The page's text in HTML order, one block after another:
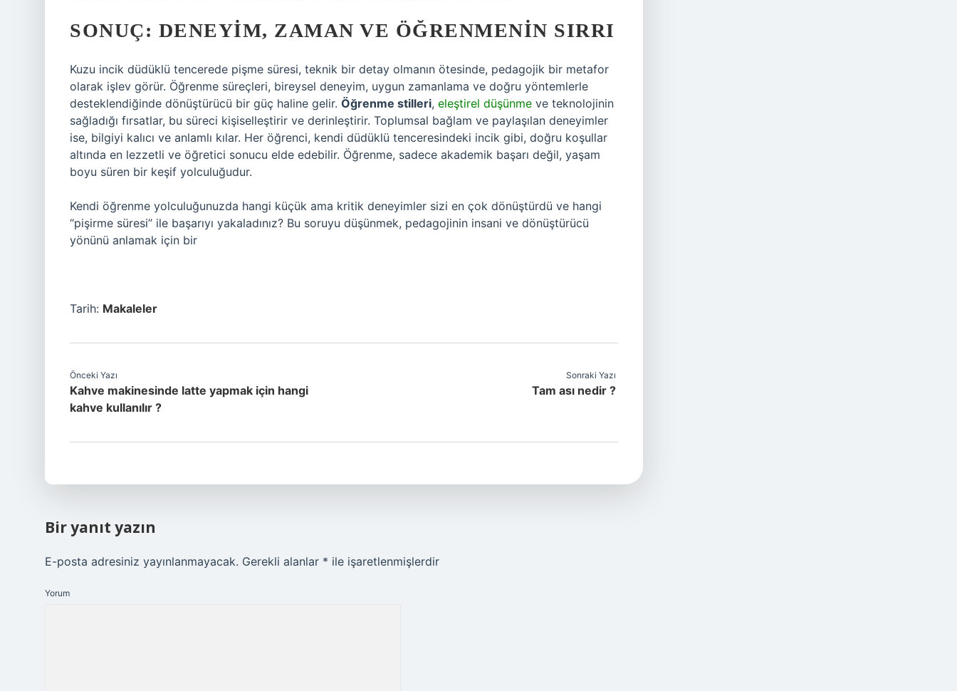
SONUÇ: DENEYIM, ZAMAN VE ÖĞRENMENIN SIRRI
Kuzu incik düdüklü tencerede pişme süresi, teknik bir detay olmanın ötesinde, pedagojik bir metafor
olarak işlev görür. Öğrenme süreçleri, bireysel deneyim, uygun zamanlama ve doğru yöntemlerle
desteklendiğinde dönüştürücü bir güç haline gelir. Öğrenme stilleri, eleştirel düşünme ve teknolojinin
sağladığı fırsatlar, bu süreci kişiselleştirir ve derinleştirir. Toplumsal bağlam ve paylaşılan deneyimler
ise, bilgiyi kalıcı ve anlamlı kılar. Her öğrenci, kendi düdüklü tenceresindeki incik gibi, doğru koşullar
altında en lezzetli ve öğretici sonucu elde edebilir. Öğrenme, sadece akademik başarı değil, yaşam
boyu süren bir keşif yolculuğudur.
Kendi öğrenme yolculuğunuzda hangi küçük ama kritik deneyimler sizi en çok dönüştürdü ve hangi
“pişirme süresi” ile başarıyı yakaladınız? Bu soruyu düşünmek, pedagojinin insani ve dönüştürücü
yönünü anlamak için bir
Tarih: Makaleler
Önceki Yazı
Kahve makinesinde latte yapmak için hangi
kahve kullanılır ?
Sonraki Yazı
Tam ası nedir ?
Bir yanıt yazın
E-posta adresiniz yayınlanmayacak. Gerekli alanlar * ile işaretlenmişlerdir
Yorum